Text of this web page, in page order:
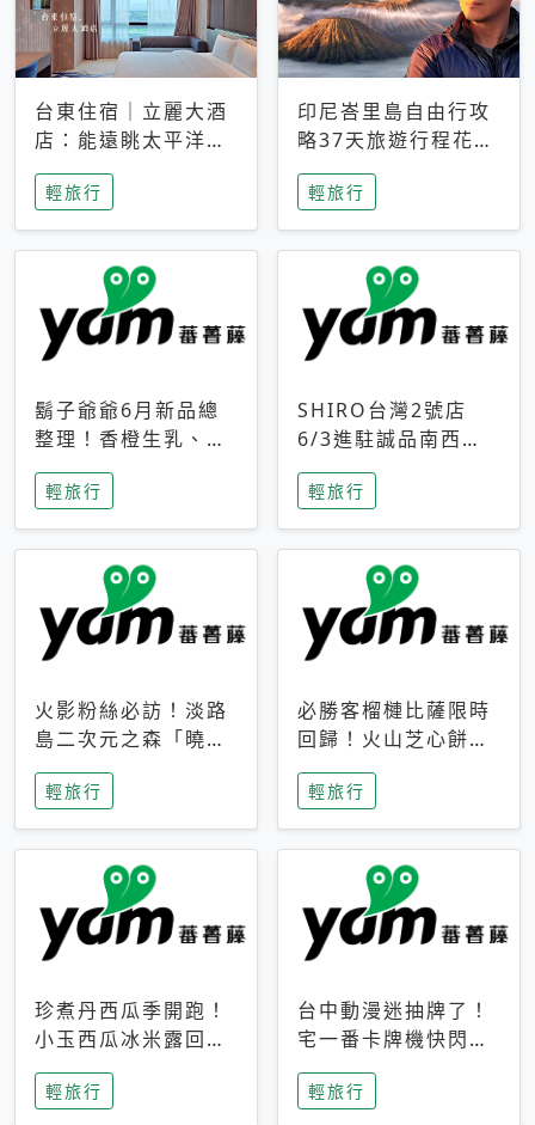
台東住宿｜立麗大酒
店：能遠眺太平洋與
中央山脈，被田野包
圍的台東度假感住宿
輕旅行
印尼峇里島自由行攻
略37天旅遊行程花費
5萬台幣 ❤️別等退休
才去圓夢 (附8.5萬次
下載峇里島地圖)😍
輕旅行
鬍子爺爺6月新品總
整理！香橙生乳、青
檸乳酪到PAPA磁
鐵，販售細節一次看
輕旅行
SHIRO台灣2號店
6/3進駐誠品南西！
限定香氛「果茶」與
永續店裝同步亮相
輕旅行
火影粉絲必訪！淡路
島二次元之森「曉」
解謎任務9月起全面
支援中文
輕旅行
必勝客榴槤比薩限時
回歸！火山芝心餅
皮、榴槤冰淇淋到樂
事聯名一次開吃
輕旅行
珍煮丹西瓜季開跑！
小玉西瓜冰米露回
歸，4公升分享壺也
成今夏焦點
輕旅行
台中動漫迷抽牌了！
宅一番卡牌機快閃草
悟道，15大人氣IP一
次開抽
輕旅行